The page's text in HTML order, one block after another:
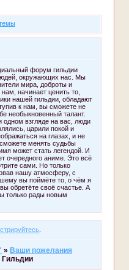
форум гильдии
окружающих нас. Мы
мира, доброты и
начинает ценить то,
нашей гильдии, обладают
к нам, вы сможете не
необыкновенный талант.
одном взгляде на вас, люди
царили покой и
на глазах, и не
менять судьбы
может стать легендой. И
очередного аниме. Это всё
сами. Но только
нашу атмосферу, с
вы поймёте то, о чём я
обретёте своё счастье. А
только рады новым
» Ваши пожелания